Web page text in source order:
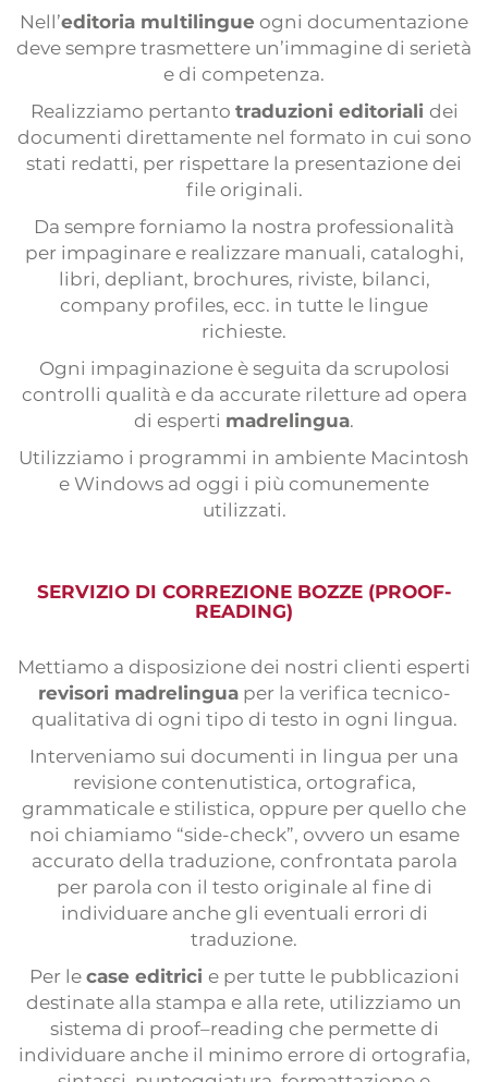
Nell’editoria multilingue ogni documentazione
deve sempre trasmettere un’immagine di serietà
e di competenza.
Realizziamo pertanto traduzioni editoriali dei
documenti direttamente nel formato in cui sono
stati redatti, per rispettare la presentazione dei
file originali.
Da sempre forniamo la nostra professionalità
per impaginare e realizzare manuali, cataloghi,
libri, depliant, brochures, riviste, bilanci,
company profiles, ecc. in tutte le lingue
richieste.
Ogni impaginazione è seguita da scrupolosi
controlli qualità e da accurate riletture ad opera
di esperti madrelingua.
Utilizziamo i programmi in ambiente Macintosh
e Windows ad oggi i più comunemente
utilizzati.
SERVIZIO DI CORREZIONE BOZZE (PROOF-
READING)
Mettiamo a disposizione dei nostri clienti esperti
revisori madrelinguaper la verifica tecnico-
qualitativa di ogni tipo di testo in ogni lingua.
Interveniamo sui documenti in lingua per una
revisione contenutistica, ortografica,
grammaticale e stilistica, oppure per quello che
noi chiamiamo “side-check”, ovvero un esame
accurato della traduzione, confrontata parola
per parola con il testo originale al fine di
individuare anche gli eventuali errori di
traduzione.
Per le case editrici e per tutte le pubblicazioni
destinate alla stampa e alla rete, utilizziamo un
sistema di proof–reading che permette di
individuare anche il minimo errore di ortografia,